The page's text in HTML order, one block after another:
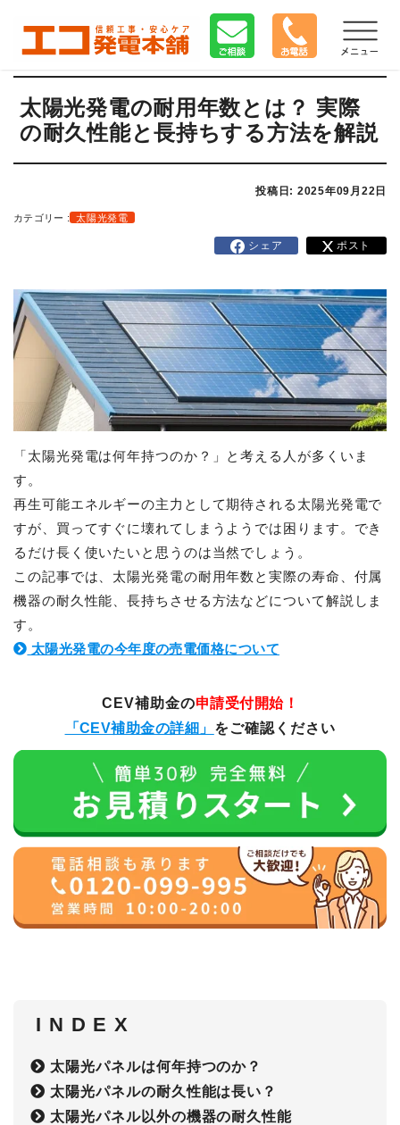
太陽光発電の耐用年数とは？ 実際
の耐久性能と長持ちする方法を解説
投稿日: 2025年09月22日
カテゴリー : 太陽光発電
シェア ポスト
「太陽光発電は何年持つのか？」と考える人が多くいま
す。
再生可能エネルギーの主力として期待される太陽光発電で
すが、買ってすぐに壊れてしまうようでは困ります。でき
るだけ長く使いたいと思うのは当然でしょう。
この記事では、太陽光発電の耐用年数と実際の寿命、付属
機器の耐久性能、長持ちさせる方法などについて解説しま
す。
太陽光発電の今年度の売電価格について
CEV補助金の申請受付開始！
「CEV補助金の詳細」 をご確認ください
I N D E X
太陽光パネルは何年持つのか？
太陽光パネルの耐久性能は長い？
太陽光パネル以外の機器の耐久性能